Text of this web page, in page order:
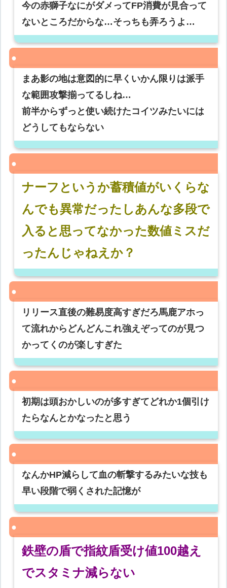
今の赤獅子なにがダメってFP消費が見合って
ないところだからな…そっちも弄ろうよ…
まあ影の地は意図的に早くいかん限りは派手
な範囲攻撃揃ってるしね…
前半からずっと使い続けたコイツみたいには
どうしてもならない
ナーフというか蓄積値がいくらな
んでも異常だったしあんな多段で
入ると思ってなかった数値ミスだ
ったんじゃねえか？
リリース直後の難易度高すぎだろ馬鹿アホっ
て流れからどんどんこれ強えぞってのが見つ
かってくのが楽しすぎた
初期は頭おかしいのが多すぎてどれか1個引け
たらなんとかなったと思う
なんかHP減らして血の斬撃するみたいな技も
早い段階で弱くされた記憶が
鉄壁の盾で指紋盾受け値100越え
でスタミナ減らない